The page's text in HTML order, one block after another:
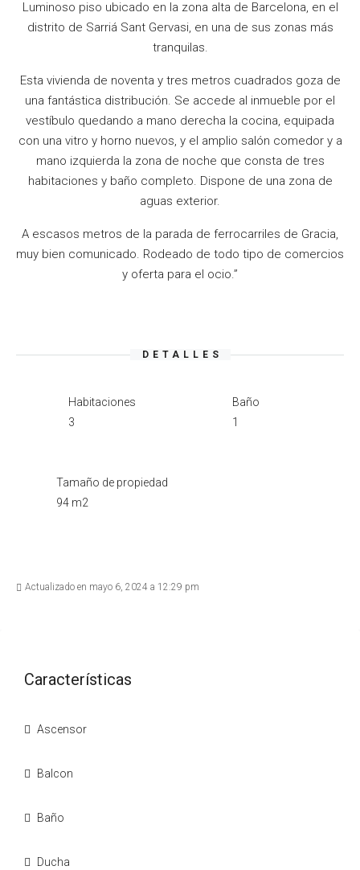
Luminoso piso ubicado en la zona alta de Barcelona, en el
distrito de Sarriá Sant Gervasi, en una de sus zonas más
tranquilas.
Esta vivienda de noventa y tres metros cuadrados goza de
una fantástica distribución. Se accede al inmueble por el
vestíbulo quedando a mano derecha la cocina, equipada
con una vitro y horno nuevos, y el amplio salón comedor y a
mano izquierda la zona de noche que consta de tres
habitaciones y baño completo. Dispone de una zona de
aguas exterior.
A escasos metros de la parada de ferrocarriles de Gracia,
muy bien comunicado. Rodeado de todo tipo de comercios
y oferta para el ocio.”
DETALLES
Habitaciones
3
Baño
1
Tamaño de propiedad
94 m2
Actualizado en mayo 6, 2024 a 12:29 pm
Características
Ascensor
Balcon
Baño
Ducha